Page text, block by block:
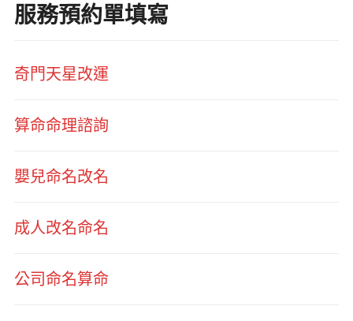
服務預約單填寫
奇門天星改運
算命命理諮詢
嬰兒命名改名
成人改名命名
公司命名算命